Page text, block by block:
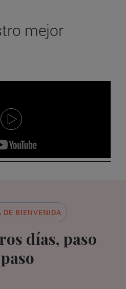
mejor
DE BIENVENIDA
días, paso